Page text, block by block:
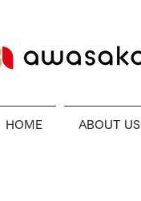
HOME ABOUT US